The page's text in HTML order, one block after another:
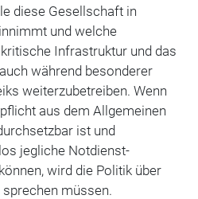
diese Gesellschaft in
und welche
Infrastruktur und das
während besonderer
weiterzubetreiben. Wenn
aus dem Allgemeinen
ist und
jegliche Notdienst-
wird die Politik über
müssen.